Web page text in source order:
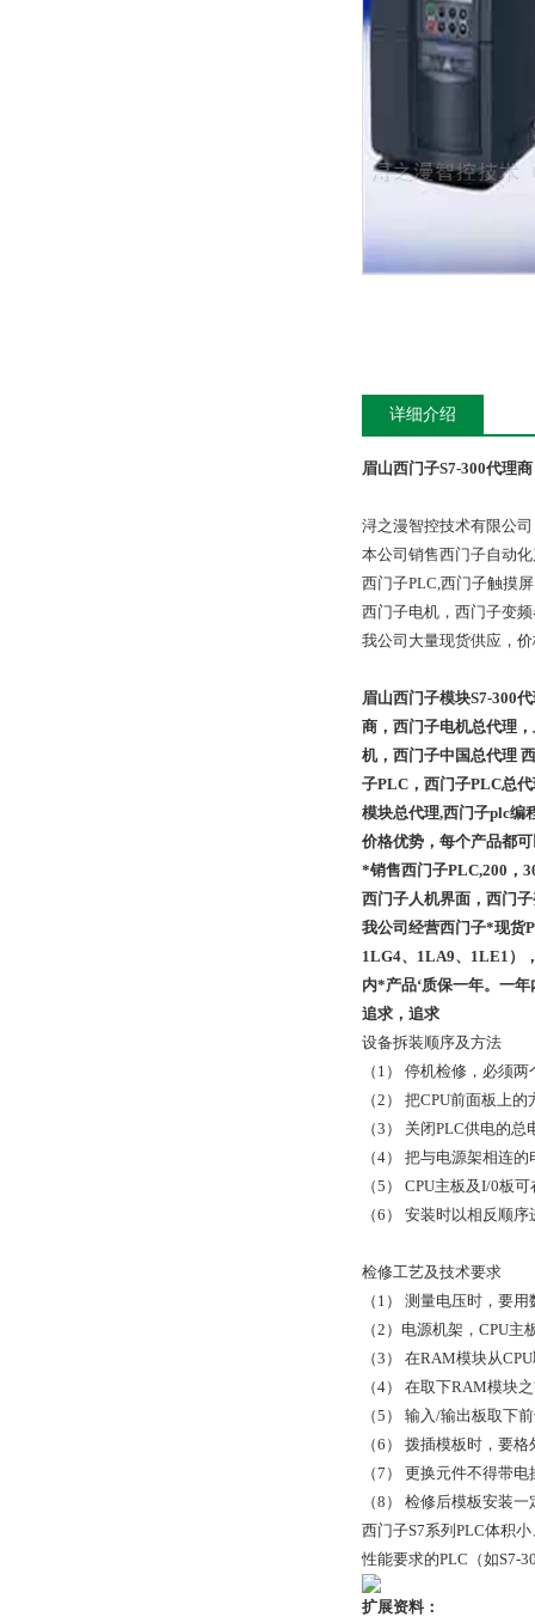
详细介绍
眉山西门子S7-300代理商
浔之漫智控技术有限公
本公司销售西门子自动
西门子PLC,西门子触摸
西门子电机，西门子变
我公司大量现货供应，
眉山西门子模块S7-300
商，西门子电机总代理
机，西门子中国总代理
子PLC，西门子PLC总
模块总代理,西门子plc编
价格优势，每个产品都
*销售西门子PLC,200，
西门子人机界面，西门
我公司经营西门子*现货
1LG4、1LA9、1LE1）
内*产品‘质保一年。一
追求，追求
设备拆装顺序及方法
（1） 停机检修，必须
（2） 把CPU前面板上
（3） 关闭PLC供电的
（4） 把与电源架相连
（5） CPU主板及I/0板
（6） 安装时以相反顺序
检修工艺及技术要求
（1） 测量电压时，要
（2）电源机架，CPU
（3） 在RAM模块从
（4） 在取下RAM模块
（5） 输入/输出板取下
（6） 拨插模板时，要
（7） 更换元件不得带电
（8） 检修后模板安装
西门子S7系列PLC体积
性能要求的PLC（如S7-
扩展资料：